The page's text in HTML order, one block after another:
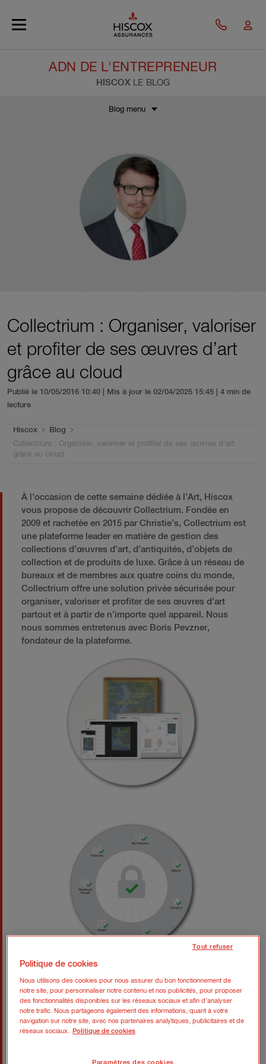
ADN DE L'ENTREPRENEUR
HISCOX LE BLOG
Blog menu
Collectrium : Organiser, valoriser
et profiter de ses œuvres d’art
grâce au cloud
Publié le 10/05/2016 10:40 | Mis à jour le 02/04/2025 15:45
| 4 min de
lecture
You are here:
Hiscox
Blog
Collectrium : Organiser, valoriser et profiter de ses œuvres d’art
grâce au cloud
À l’occasion de cette semaine dédiée à l’Art, Hiscox
vous propose de découvrir Collectrium. Fondée en
2009 et rachetée en 2015 par Christie’s, Collectrium est
une plateforme leader en matière de gestion des
collections d’œuvres d’art, d’antiquités, d’objets de
collection et de produits de luxe. Grâce à un réseau de
bureaux et de membres aux quatre coins du monde,
Collectrium offre une solution privée sécurisée pour
organiser, valoriser et profiter de ses œuvres d’art
partout et à partir de n’importe quel appareil. Nous
nous sommes entretenus avec Boris Pevzner,
fondateur de la plateforme.
Politique de cookies
Nous utilisons des cookies pour nous assurer du bon fonctionnement de
notre site, pour personnaliser notre contenu et nos publicités, pour proposer
des fonctionnalités disponibles sur les réseaux sociaux et afin d’analyser
notre trafic. Nous partageons également des informations, quant à votre
navigation sur notre site, avec nos partenaires analytiques, publicitaires et de
réseaux sociaux. Politique de cookies
Tout refuser